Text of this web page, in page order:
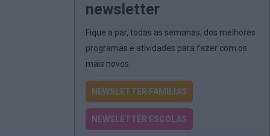
newsletter
Fique a par, todas as semanas, dos melhores
programas e atividades para fazer com os
mais novos
NEWSLETTER FAMÍLIAS
NEWSLETTER ESCOLAS